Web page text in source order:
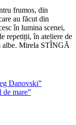
frumos, din
au făcut din
în lumina scenei,
repetiții, în ateliere de
albe. Mirela STÎNGĂ
Danovski”
de mare”